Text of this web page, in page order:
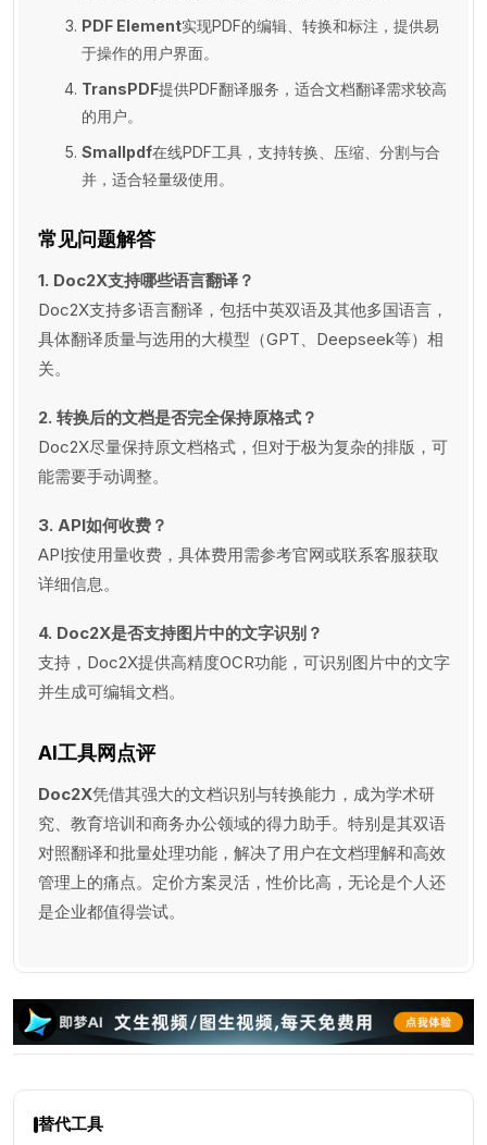
PDF Element实现PDF的编辑、转换和标注，提供易
于操作的用户界面。
TransPDF提供PDF翻译服务，适合文档翻译需求较高
的用户。
Smallpdf在线PDF工具，支持转换、压缩、分割与合
并，适合轻量级使用。
常见问题解答
1. Doc2X支持哪些语言翻译？
Doc2X支持多语言翻译，包括中英双语及其他多国语言，
具体翻译质量与选用的大模型（GPT、Deepseek等）相
关。
2. 转换后的文档是否完全保持原格式？
Doc2X尽量保持原文档格式，但对于极为复杂的排版，可
能需要手动调整。
3. API如何收费？
API按使用量收费，具体费用需参考官网或联系客服获取
详细信息。
4. Doc2X是否支持图片中的文字识别？
支持，Doc2X提供高精度OCR功能，可识别图片中的文字
并生成可编辑文档。
AI工具网点评
Doc2X凭借其强大的文档识别与转换能力，成为学术研
究、教育培训和商务办公领域的得力助手。特别是其双语
对照翻译和批量处理功能，解决了用户在文档理解和高效
管理上的痛点。定价方案灵活，性价比高，无论是个人还
是企业都值得尝试。
替代工具